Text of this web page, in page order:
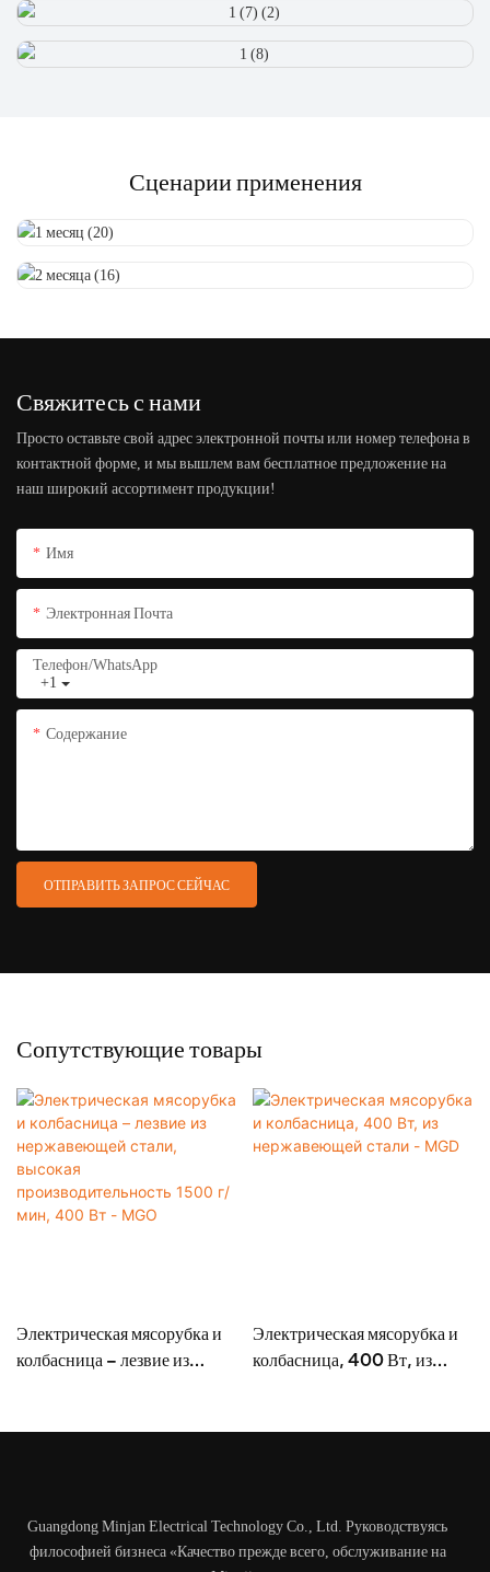
Сценарии применения
Свяжитесь с нами
Просто оставьте свой адрес электронной почты или номер телефона в
контактной форме, и мы вышлем вам бесплатное предложение на
наш широкий ассортимент продукции!
Имя
Электронная Почта
+1
Телефон/WhatsApp
Содержание
ОТПРАВИТЬ ЗАПРОС СЕЙЧАС
Сопутствующие товары
Электрическая мясорубка и
колбасница – лезвие из
мин, 400 Вт - MGO
Электрическая мясорубка и
колбасница, 400 Вт, из
Guangdong Minjan Electrical Technology Co., Ltd. Руководствуясь
философией бизнеса «Качество прежде всего, обслуживание на